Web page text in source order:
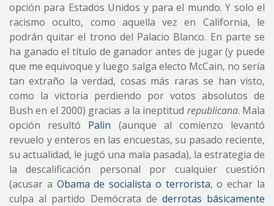
opción para Estados Unidos y para el mundo. Y solo el
racismo oculto, como aquella vez en California, le
podrán quitar el trono del Palacio Blanco. En parte se
ha ganado el título de ganador antes de jugar (y puede
que me equivoque y luego salga electo McCain, no sería
tan extraño la verdad, cosas más raras se han visto,
como la victoria perdiendo por votos absolutos de
Bush en el 2000) gracias a la ineptitud republicana. Mala
opción resultó Palin (aunque al comienzo levantó
revuelo y enteros en las encuestas, su pasado reciente,
su actualidad, le jugó una mala pasada), la estrategia de
la descalificación personal por cualquier cuestión
(acusar a Obama de socialista o terrorista, o echar la
culpa al partido Demócrata de derrotas básicamente